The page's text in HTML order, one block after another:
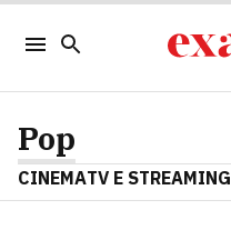
Pop
CINEMATV E STREAMING